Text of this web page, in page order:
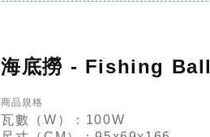
海底撈 - Fishing Ball
商品規格
瓦數（W）：100W